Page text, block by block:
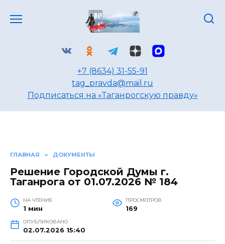
+7 (8634) 31-55-91
tag_pravda@mail.ru
Подписаться на «Таганрогскую правду»
ГЛАВНАЯ » ДОКУМЕНТЫ
Решение Городской Думы г.
Таганрога от 01.07.2026 № 184
НА ЧТЕНИЕ
1 мин
ПРОСМОТРОВ
169
ОПУБЛИКОВАНО
02.07.2026 15:40